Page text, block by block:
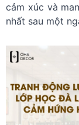
cảm xúc và
nhất sau một